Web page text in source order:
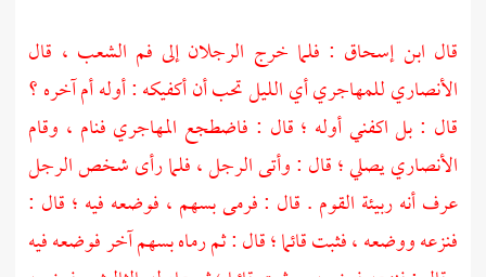
قال ابن إسحاق : فلما خرج الرجلان إلى فم الشعب ، قال
الأنصاري للمهاجري أي الليل تحب أن أكفيكه : أوله أم آخره ؟
قال : بل اكفني أوله ؛ قال : فاضطجع المهاجري فنام ، وقام
الأنصاري يصلي ؛ قال : وأتى الرجل ، فلما رأى شخص الرجل
عرف أنه ربيئة القوم . قال : فرمى بسهم ، فوضعه فيه ؛ قال :
فنزعه ووضعه ، فثبت قائما ؛ قال : ثم رماه بسهم آخر فوضعه فيه